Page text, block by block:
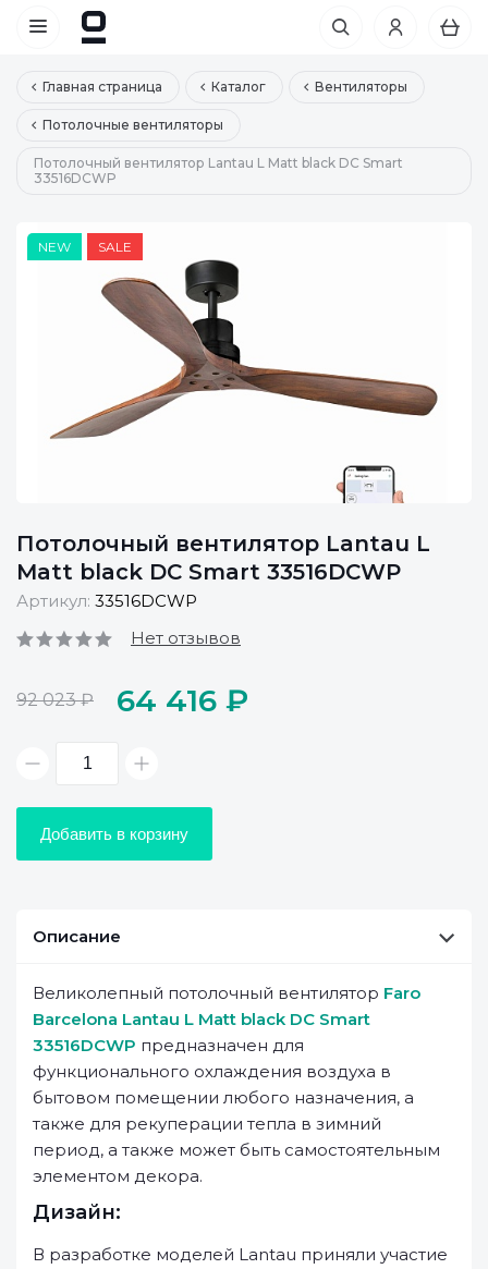
Главная страница Каталог Вентиляторы
Потолочные вентиляторы
Потолочный вентилятор Lantau L Matt black DC Smart
33516DCWP
NEW SALE
Потолочный вентилятор Lantau L
Matt black DC Smart 33516DCWP
Артикул: 33516DCWP
Нет отзывов
92 023 ₽ 64 416 ₽
Добавить в корзину
Описание
Великолепный потолочный вентилятор Faro
Barcelona Lantau L Matt black DC Smart
33516DCWP предназначен для
функционального охлаждения воздуха в
бытовом помещении любого назначения, а
также для рекуперации тепла в зимний
период, а также может быть самостоятельным
элементом декора.
Дизайн:
В разработке моделей Lantau приняли участие